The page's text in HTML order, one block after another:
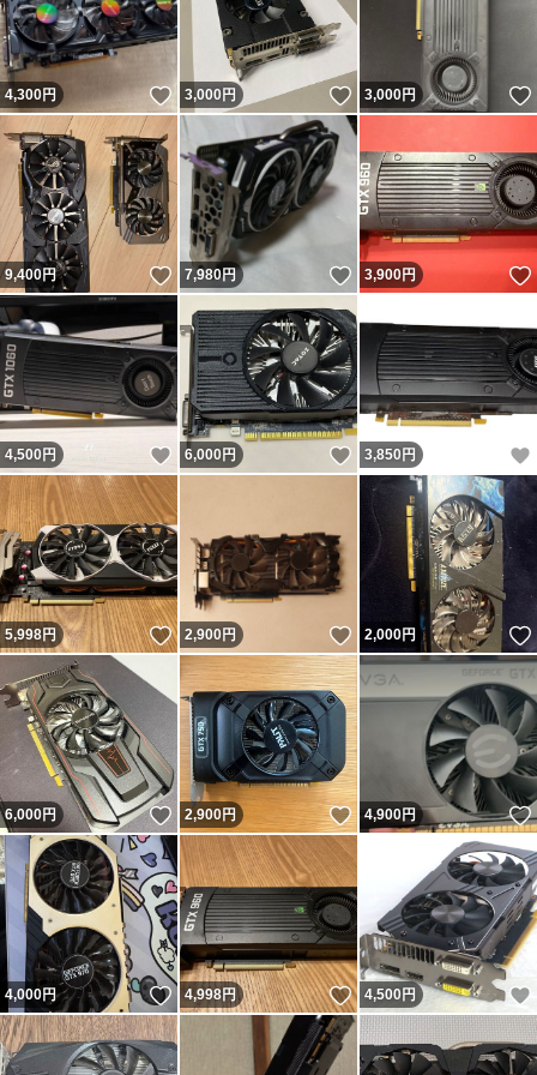
4,300円 いいね！
3,000円 いいね！
3,000円
9,400円 いいね！
7,980円 いいね！
3,900円
4,500円 いいね！
6,000円 いいね！
3,850 円
5,998円 いいね！
2,900円 いいね！
2,000円
6,000円 いいね！
2,900円 いいね！
4,900円
4,000円 いいね！
4,998円 いいね！
4,500円